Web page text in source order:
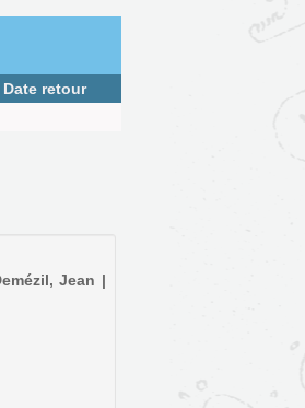
Date retour
Jean |